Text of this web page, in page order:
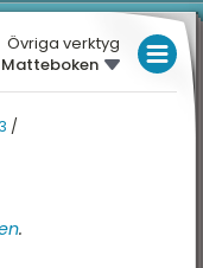
Övriga verktyg
Matteboken
/
.